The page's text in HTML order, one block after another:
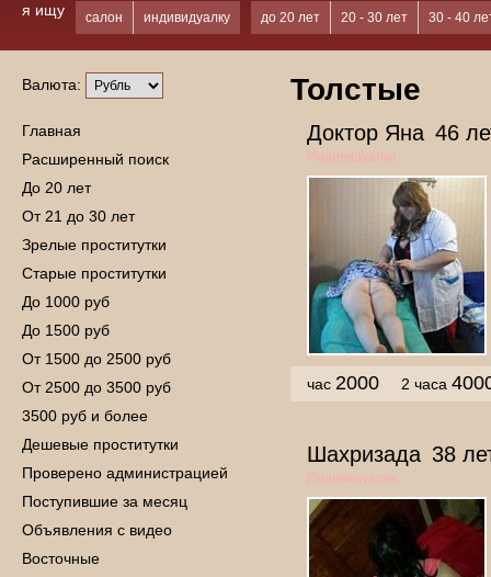
я ищу салон индивидуалку до 20 лет 20 - 30 лет 30 - 40
Валюта:
Главная
Расширенный поиск
До 20 лет
От 21 до 30 лет
Зрелые проститутки
Старые проститутки
До 1000 руб
До 1500 руб
От 1500 до 2500 руб
От 2500 до 3500 руб
3500 руб и более
Дешевые проститутки
Проверено администрацией
Поступившие за месяц
Объявления с видео
Восточные
Толстые
Доктор Яна 46
Индивидуалка
час 2000 2 часа
Шахризада 38
Индивидуалка